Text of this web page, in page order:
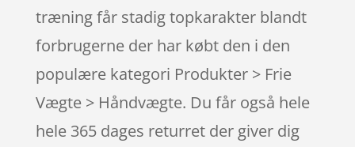
træning får stadig topkarakter blandt
forbrugerne der har købt den i den
populære kategori Produkter > Frie
Vægte > Håndvægte. Du får også hele
hele 365 dages returret der giver dig